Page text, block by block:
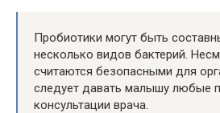
Пробиотики могут быть
несколько видов бактерий.
считаются безопасными для
следует давать малышу любые
консультации врача.